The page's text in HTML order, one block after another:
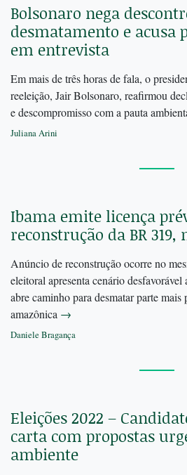
Bolsonaro nega
desmatamento e acusa
em entrevista
Em mais de três horas de fala, o
reeleição, Jair Bolsonaro, reafirmou
e descompromisso com a pauta
Juliana Arini
Ibama emite licença
reconstrução da BR 319,
Anúncio de reconstrução ocorre no
eleitoral apresenta cenário
abre caminho para desmatar parte mais
amazônica →
Daniele Bragança
Eleições 2022 –
carta com propostas
ambiente